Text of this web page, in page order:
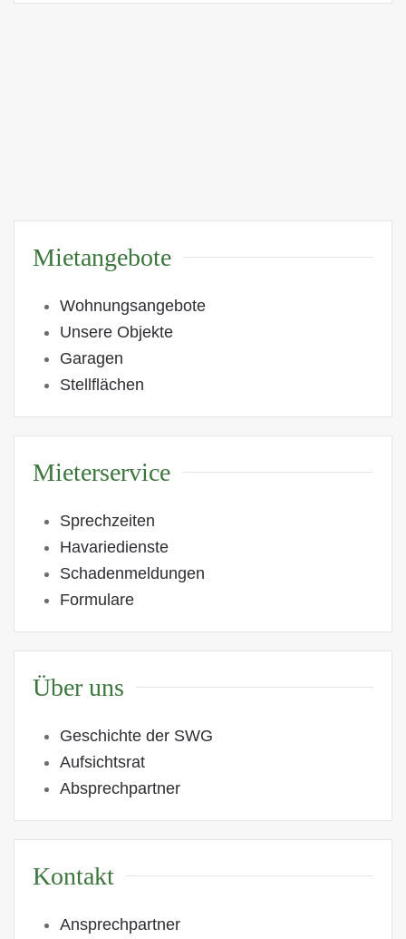
Mietangebote
Wohnungsangebote
Unsere Objekte
Garagen
Stellflächen
Mieterservice
Sprechzeiten
Havariedienste
Schadenmeldungen
Formulare
Über uns
Geschichte der SWG
Aufsichtsrat
Absprechpartner
Kontakt
Ansprechpartner